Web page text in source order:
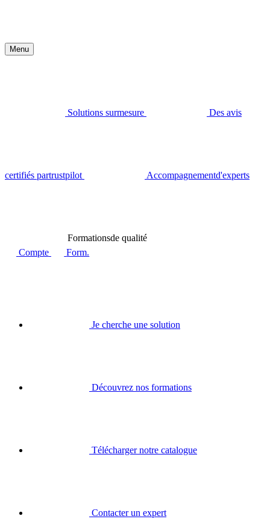
Menu
Solutions surmesure Des avis
certifiés partrustpilot Accompagnementd'experts
Formationsde qualité
Compte
Form.
Je cherche une solution
Découvrez nos formations
Télécharger notre catalogue
Contacter un expert